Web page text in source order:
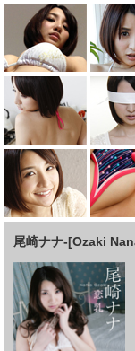
尾崎ナナ-[Ozaki